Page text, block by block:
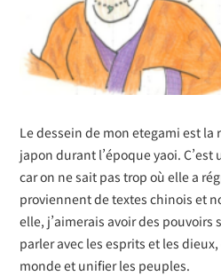
Le dessein de mon etegami est
japon durant l’époque yaoi.
car on ne sait pas trop où elle a
proviennent de textes chinois et
elle, j’aimerais avoir des
parler avec les esprits et les
monde et unifier les peuples.